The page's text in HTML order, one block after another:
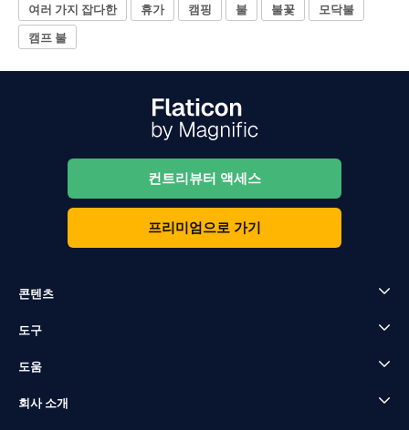
여러 가지 잡다한 휴가 캠핑 불 불꽃
모닥불
캠프 불
컨트리뷰터 액세스
프리미엄으로 가기
콘텐츠
도구
도움
회사 소개